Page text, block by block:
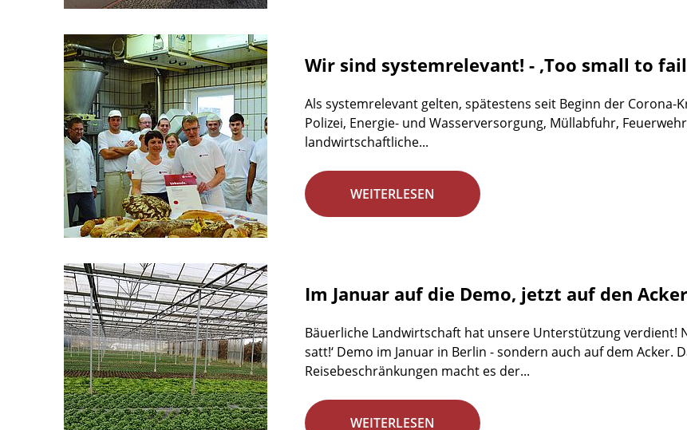
Wir sind systemrelevant! - ‚Too small to
Als systemrelevant gelten, spätestens seit Beginn der
Polizei, Energie- und Wasserversorgung, Müllabfuhr,
landwirtschaftliche...
WEITERLESEN
Im Januar auf die Demo, jetzt auf den
Bäuerliche Landwirtschaft hat unsere Unterstützung verdient!
satt!‘ Demo im Januar in Berlin - sondern auch auf dem Acker.
Reisebeschränkungen macht es der...
WEITERLESEN